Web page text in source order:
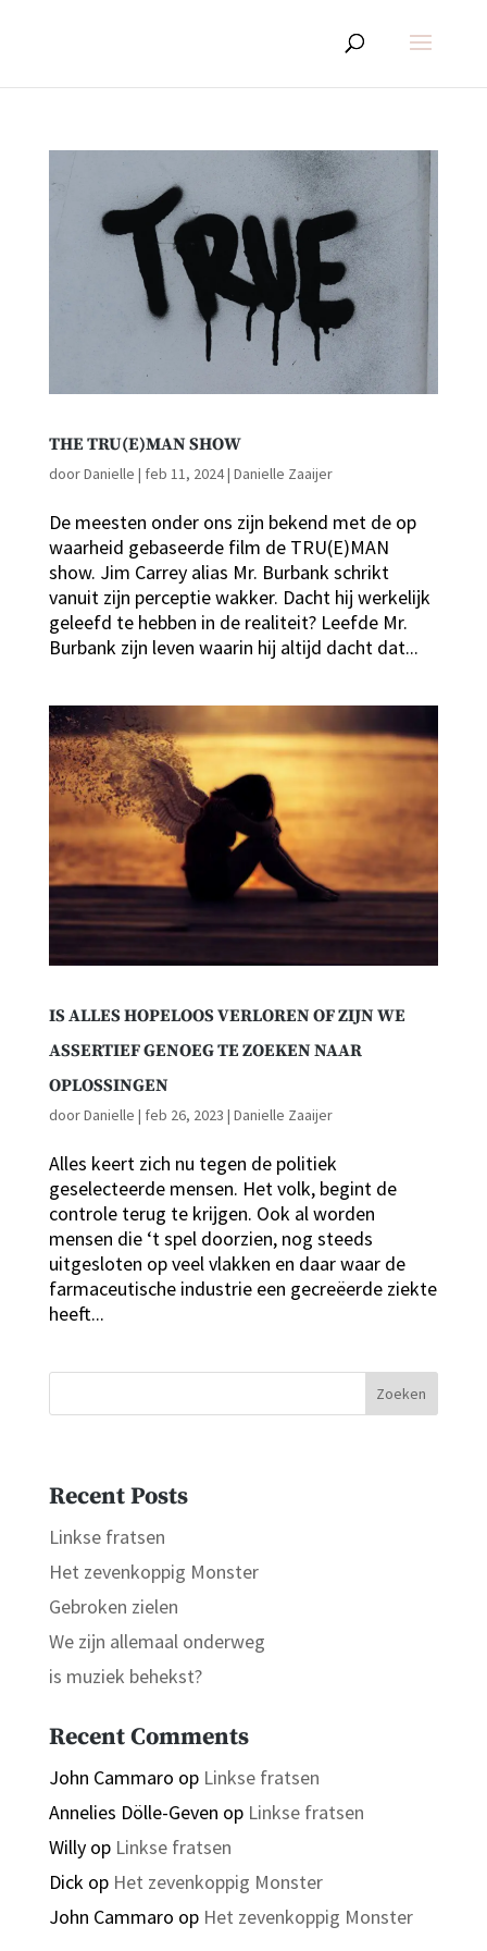
THE TRU(E)MAN SHOW
doorDanielle | feb 11, 2024| Danielle Zaaijer
De meesten onder ons zijn bekend met de op
waarheid gebaseerde film de TRU(E)MAN
show. Jim Carrey alias Mr. Burbank schrikt
vanuit zijn perceptie wakker. Dacht hij werkelijk
geleefd te hebben in de realiteit? Leefde Mr.
Burbank zijn leven waarin hij altijd dacht dat...
IS ALLES HOPELOOS VERLOREN OF ZIJN WE
ASSERTIEF GENOEG TE ZOEKEN NAAR
OPLOSSINGEN
doorDanielle | feb 26, 2023 | Danielle Zaaijer
Alles keert zich nu tegen de politiek
geselecteerde mensen. Het volk, begint de
controle terug te krijgen. Ook al worden
mensen die ‘t spel doorzien, nog steeds
uitgesloten op veel vlakken en daar waar de
farmaceutische industrie een gecreëerde ziekte
heeft...
Zoeken
Recent Posts
Linkse fratsen
Het zevenkoppig Monster
Gebroken zielen
We zijn allemaal onderweg
is muziek behekst?
Recent Comments
John Cammaro op Linkse fratsen
Annelies Dölle-Geven op Linkse fratsen
Willyop Linkse fratsen
Dickop Het zevenkoppig Monster
John Cammaro op Het zevenkoppig Monster